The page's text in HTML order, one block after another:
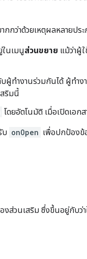
กว่าด้วยเหตุผลหลายประ
ในเมนูส่วนขยาย แม้ว่าผู้
ผู้ทำงานร่วมกันได้ ผู้ทำ
สริมนี้
โดยอัตโนมัติ เมื่อเปิดเอกส
บ onOpen เพื่อปกป้องข้
ส่วนเสริม ซึ่งขึ้นอยู่กับว่